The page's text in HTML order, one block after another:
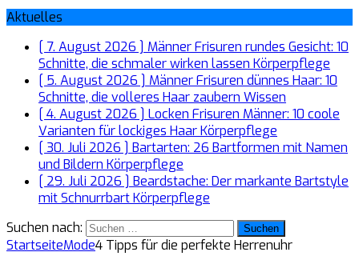
Aktuelles
[ 7. August 2026 ] Männer Frisuren rundes Gesicht: 10
Schnitte, die schmaler wirken lassen Körperpflege
[ 5. August 2026 ] Männer Frisuren dünnes Haar: 10
Schnitte, die volleres Haar zaubern Wissen
[ 4. August 2026 ] Locken Frisuren Männer: 10 coole
Varianten für lockiges HaarKörperpflege
[ 30. Juli 2026 ] Bartarten: 26 Bartformen mit Namen
und Bildern Körperpflege
[ 29. Juli 2026 ] Beardstache: Der markante Bartstyle
mit SchnurrbartKörperpflege
Suchen nach:
StartseiteMode4 Tipps für die perfekte Herrenuhr